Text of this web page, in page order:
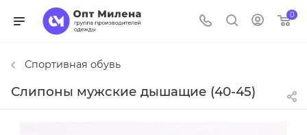
0
Спортивная обувь
Слипоны мужские дышащие (40-45)